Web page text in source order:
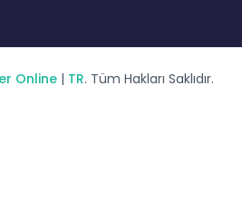
Online| TR. Tüm Hakları Saklıdır.